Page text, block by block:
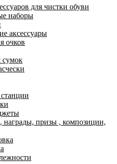
для чистки обуви
наборы
аксессуары
очков
сумок
награды, призы , композиции,